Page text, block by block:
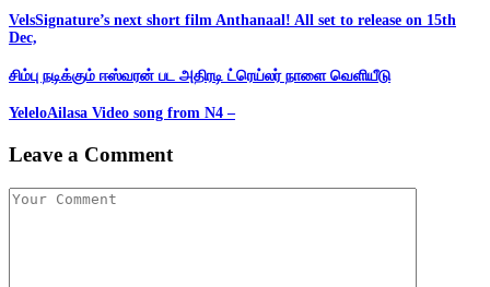
VelsSignature’s next short film Anthanaal! All set to release on 15th
Dec,
சிம்பு நடிக்கும் ஈஸ்வரன் பட அதிரடி ட்ரெய்லர் நாளை வெளியீடு
YeleloAilasa Video song from N4 –
Leave a Comment